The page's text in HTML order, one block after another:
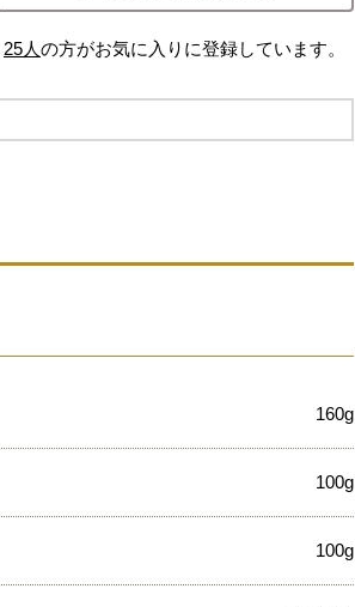
25人の方がお気に入りに登録しています。
160g
100g
100g